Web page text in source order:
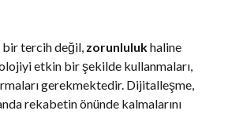
bir tercih değil, zorunlulukhaline
etkin bir şekilde kullanmaları,
gerekmektedir. Dijitalleşme,
rekabetin önünde kalmalarını